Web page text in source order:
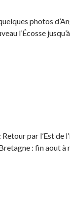
photos
l’Écosse
Retour par l’Est de
: fin aout